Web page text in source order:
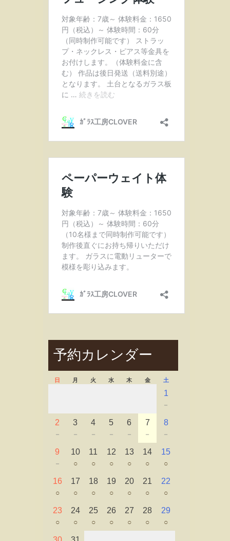
予約カレンダー
日 月 火 水 木 金 土
1
－
2
－
3
－
4
－
5
－
6
－
7
－
8
－
9
－
10
○
11
○
12
○
13
○
14
○
15
○
16
○
17
○
18
○
19
○
20
○
21
○
22
○
23
○
24
○
25
○
26
○
27
○
28
○
29
○